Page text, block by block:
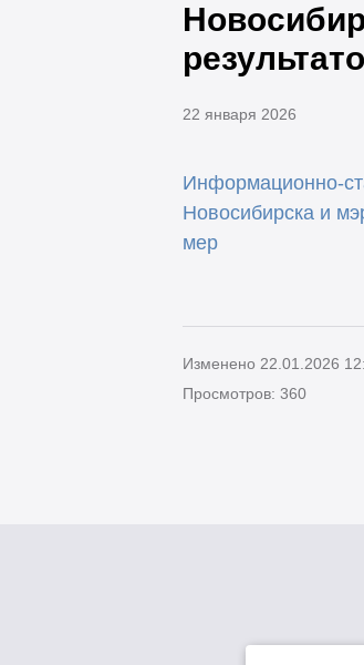
22 января 2026
Информационно-
Новосибирска и
мер
Изменено 22.01.2026
Просмотров: 360